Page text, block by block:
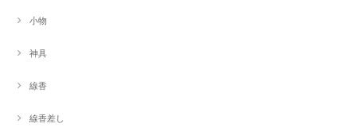
小物
神具
線香
線香差し